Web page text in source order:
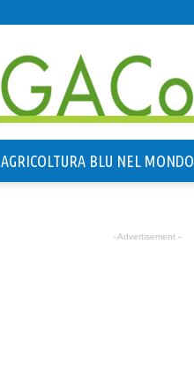
AGRICOLTURA BLU NEL MONDO
- Advertisement -